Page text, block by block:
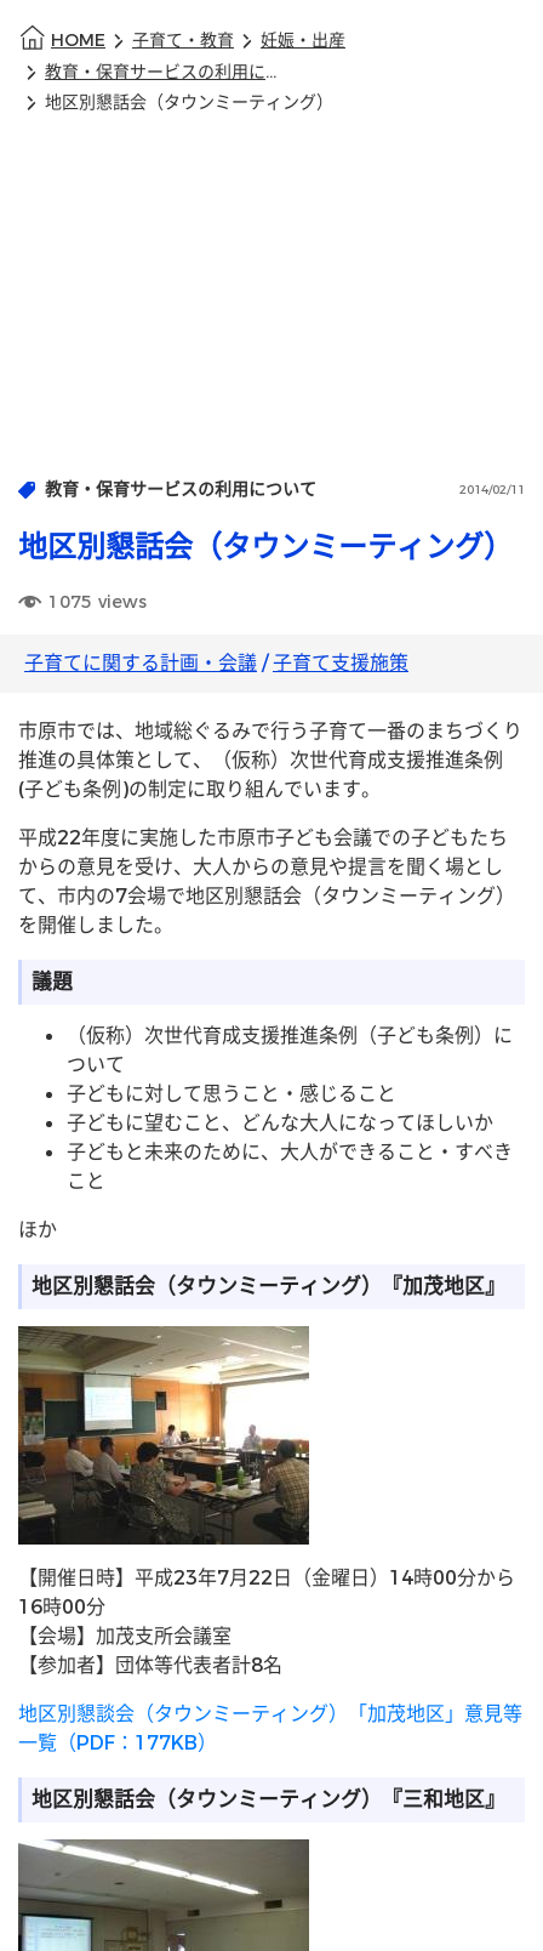
HOME 子育て・教育
妊娠・出産
教育・保育サービスの利用について
地区別懇話会（タウンミーティング）
教育・保育サービスの利用について 2014/02/11
地区別懇話会（タウンミーティング）
1075 views
子育てに関する計画・会議/子育て支援施策
市原市では、地域総ぐるみで行う子育て一番のまちづくり
推進の具体策として、（仮称）次世代育成支援推進条例
(子ども条例)の制定に取り組んでいます。
平成22年度に実施した市原市子ども会議での子どもたち
からの意見を受け、大人からの意見や提言を聞く場とし
て、市内の7会場で地区別懇話会（タウンミーティング）
を開催しました。
議題
（仮称）次世代育成支援推進条例（子ども条例）に
ついて
子どもに対して思うこと・感じること
子どもに望むこと、どんな大人になってほしいか
子どもと未来のために、大人ができること・すべき
こと
ほか
地区別懇話会（タウンミーティング）『加茂地区』
【開催日時】平成23年7月22日（金曜日）14時00分から
16時00分
【会場】加茂支所会議室
【参加者】団体等代表者計8名
地区別懇談会（タウンミーティング）「加茂地区」意見等
一覧（PDF：177KB）
地区別懇話会（タウンミーティング）『三和地区』